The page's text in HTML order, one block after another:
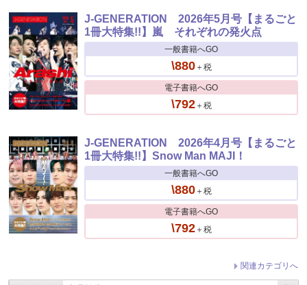
J-GENERATION 2026年5月号【まるごと
1冊大特集!!】嵐 それぞれの発火点
一般書籍へGO
\880＋税
電子書籍へGO
\792＋税
J-GENERATION 2026年4月号【まるごと
1冊大特集!!】Snow Man MAJI！
一般書籍へGO
\880＋税
電子書籍へGO
\792＋税
関連カテゴリへ